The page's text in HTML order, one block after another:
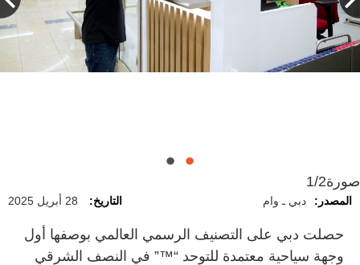
صورة1/2
المصدر: دبي ـ وام التاريخ: 28 أبريل 2025
حصلت دبي على التصنيف الرسمي العالمي بوصفها أول
وجهة سياحية معتمدة للتوحد “™” في النصف الشرقي